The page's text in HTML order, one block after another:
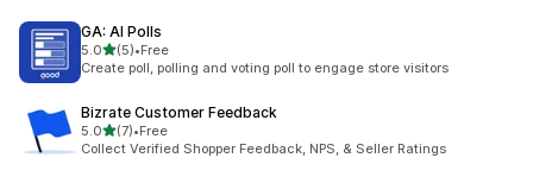
GA: AI Polls
5.0별 5개 중
(5)
총 리뷰 5개
•Free
Create poll, polling and voting poll to engage store visitors
Bizrate Customer Feedback
5.0별 5개 중
(7)
총 리뷰 7개
•Free
Collect Verified Shopper Feedback, NPS, & Seller Ratings